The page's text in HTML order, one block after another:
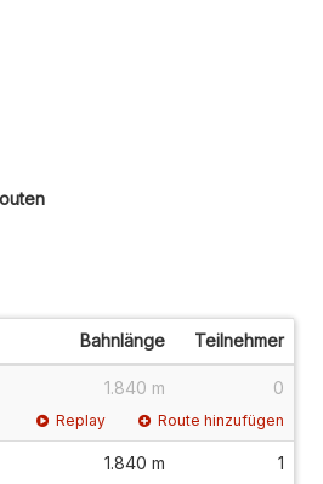
Bahnlänge Teilnehmer
1.840 m 0
Replay Route hinzufügen
1.840 m 1